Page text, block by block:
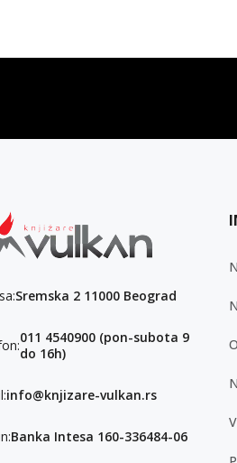
Sremska 2 11000 Beograd
011 4540900 (pon-subota 9
do 16h)
info@knjizare-vulkan.rs
Banka Intesa 160-336484-06